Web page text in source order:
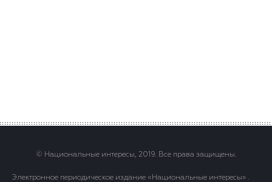
© Национальные интересы, 2019. Все права защищены.
Электронное периодическое издание «Национальные интересы» .